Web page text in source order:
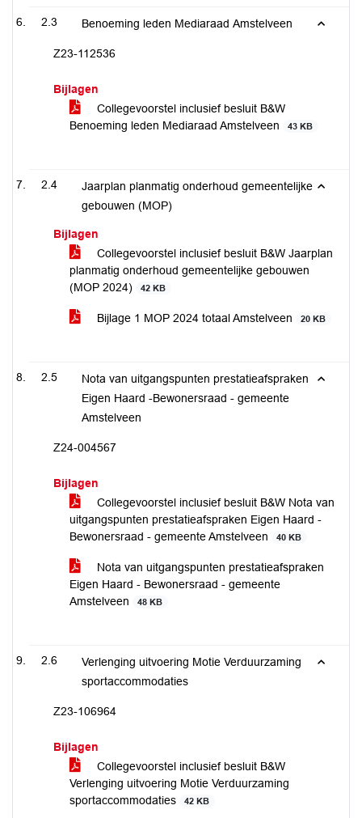
2.3 Benoeming leden Mediaraad Amstelveen
Z23-112536
Bijlagen
Collegevoorstel inclusief besluit B&W
Benoeming leden Mediaraad Amstelveen
43 KB
2.4
Jaarplan planmatig onderhoud gemeentelijke
gebouwen (MOP)
Bijlagen
Collegevoorstel inclusief besluit B&W Jaarplan
planmatig onderhoud gemeentelijke gebouwen
(MOP 2024)
42 KB
Bijlage 1 MOP 2024 totaal Amstelveen 20 KB
2.5
Nota van uitgangspunten prestatieafspraken
Eigen Haard -Bewonersraad - gemeente
Amstelveen
Z24-004567
Bijlagen
Collegevoorstel inclusief besluit B&W Nota van
uitgangspunten prestatieafspraken Eigen Haard -
Bewonersraad - gemeente Amstelveen
40 KB
Nota van uitgangspunten prestatieafspraken
Eigen Haard - Bewonersraad - gemeente
Amstelveen
48 KB
2.6
Verlenging uitvoering Motie Verduurzaming
sportaccommodaties
Z23-106964
Bijlagen
Collegevoorstel inclusief besluit B&W
Verlenging uitvoering Motie Verduurzaming
sportaccommodaties
42 KB